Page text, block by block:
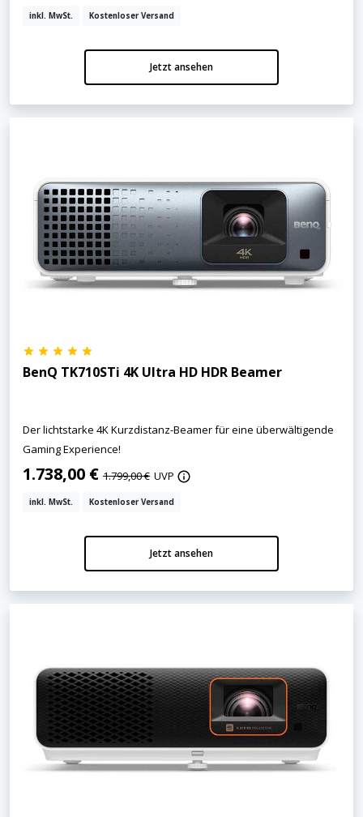
inkl. MwSt. Kostenloser Versand
Jetzt ansehen
BenQ TK710STi 4K Ultra HD HDR Beamer
Der lichtstarke 4K Kurzdistanz-Beamer für eine überwältigende
Gaming Experience!
1.738,00 € 1.799,00 € UVP
inkl. MwSt. Kostenloser Versand
Jetzt ansehen